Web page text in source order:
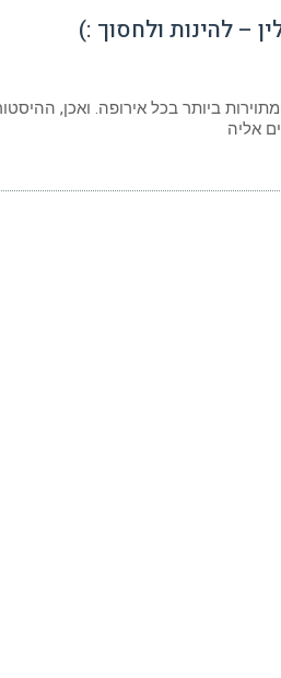
– להינות ולחסוך :)
ביותר בכל אירופה. ואכן,
אליה